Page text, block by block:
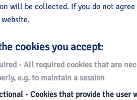
ZACZYNAJĄ DOCHODZIĆ
MIELI PRAWA PRZEMÓWIĆ…
TUTAJ
will be collected. If you do not
cookies you accept:
- All required cookies that are
e.g. to maintain a session
- Cookies that provide the